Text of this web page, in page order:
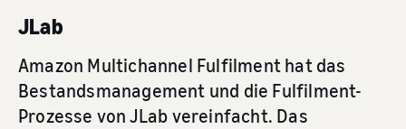
JLab
Amazon Multichannel Fulfilment hat das
Bestandsmanagement und die Fulfilment-
Prozesse von JLab vereinfacht. Das